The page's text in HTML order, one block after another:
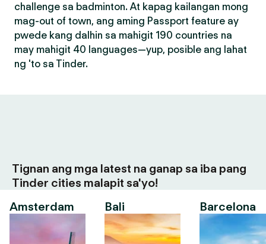
challenge sa badminton. At kapag kailangan mong
mag-out of town, ang aming Passport feature ay
pwede kang dalhin sa mahigit 190 countries na
may mahigit 40 languages—yup, posible ang lahat
ng 'to sa Tinder.
Tignan ang mga latest na ganap sa iba pang
Tinder cities malapit sa'yo!
Amsterdam
Bali Barcelona